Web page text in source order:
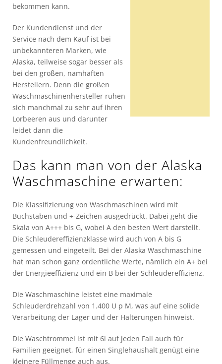
bekommen kann.
Der Kundendienst und der
Service nach dem Kauf ist bei
unbekannteren Marken, wie
Alaska, teilweise sogar besser als
bei den großen, namhaften
Herstellern. Denn die großen
Waschmaschinenhersteller ruhen
sich manchmal zu sehr auf ihren
Lorbeeren aus und darunter
leidet dann die
Kundenfreundlichkeit.
Das kann man von der Alaska
Waschmaschine erwarten:
Die Klassifizierung von Waschmaschinen wird mit
Buchstaben und +-Zeichen ausgedrückt. Dabei geht die
Skala von A+++ bis G, wobei A den besten Wert darstellt.
Die Schleudereffizienzklasse wird auch von A bis G
gemessen und eingeteilt. Bei der Alaska Waschmaschine
hat man schon ganz ordentliche Werte, nämlich ein A+ bei
der Energieeffizienz und ein B bei der Schleudereffizienz.
Die Waschmaschine leistet eine maximale
Schleuderdrehzahl von 1.400 U p M, was auf eine solide
Verarbeitung der Lager und der Halterungen hinweist.
Die Waschtrommel ist mit 6l auf jeden Fall auch für
Familien geeignet, für einen Singlehaushalt genügt eine
kleinere Füllmenge auch aus.